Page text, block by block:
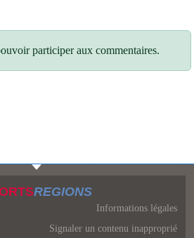
participer aux commentaires.
REGIONS
Informations légales
Signaler un contenu inapproprié